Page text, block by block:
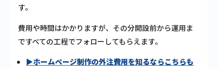
す。
費用や時間はかかりますが、その分開設前から運用ま
ですべての工程でフォローしてもらえます。
▶ホームページ制作の外注費用を知るならこちらも